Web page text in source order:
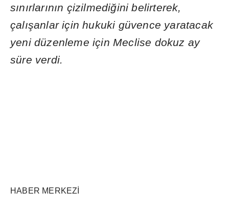
sınırlarının çizilmediğini belirterek,
çalışanlar için hukuki güvence yaratacak
yeni düzenleme için Meclise dokuz ay
süre verdi.
HABER MERKEZ